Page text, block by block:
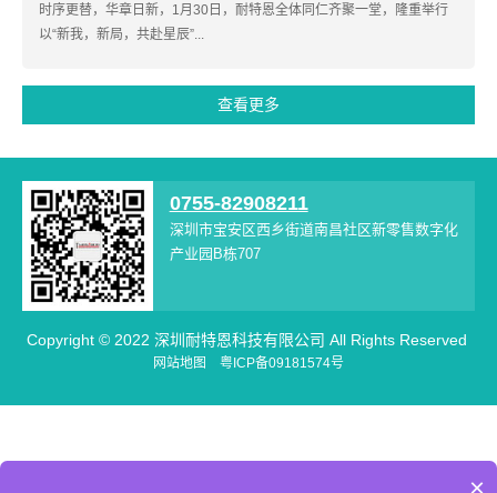
时序更替，华章日新，1月30日，耐特恩全体同仁齐聚一堂，隆重举行
以“新我，新局，共赴星辰”...
查看更多
0755-82908211
深圳市宝安区西乡街道南昌社区新零售数字化
产业园B栋707
Copyright © 2022 深圳耐特恩科技有限公司 All Rights Reserved
网站地图 粤ICP备09181574号